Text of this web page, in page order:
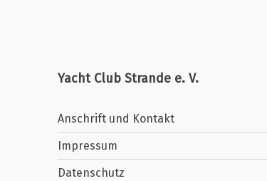
Yacht Club Strande e. V.
Anschrift und Kontakt
Impressum
Datenschutz